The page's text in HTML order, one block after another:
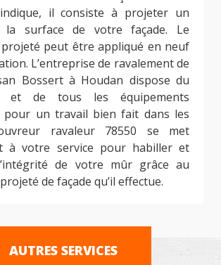
il consiste à projeter un
surface de votre façade. Le
peut être appliqué en neuf
L’entreprise de ravalement de
Bossert à Houdan dispose du
et de tous les équipements
pour un travail bien fait dans les
ravaleur 78550 se met
à votre service pour habiller et
de votre mûr grâce au
de façade qu’il effectue.
AUTRES SERVICES